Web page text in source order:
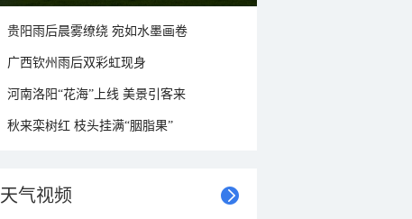
贵阳雨后晨雾缭绕 宛如水墨画卷
广西钦州雨后双彩虹现身
河南洛阳“花海”上线 美景引客来
秋来栾树红 枝头挂满“胭脂果”
天气视频